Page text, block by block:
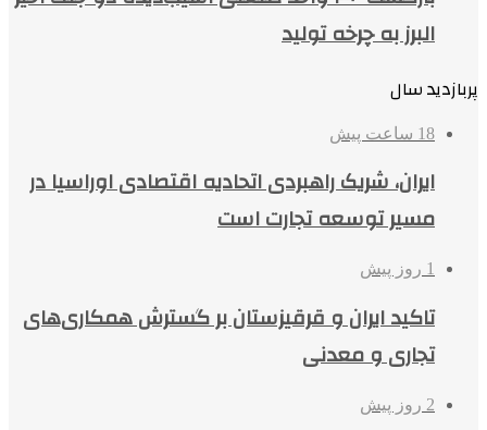
البرز به چرخه تولید
پربازدید سال
18 ساعت پیش
ایران، شریک راهبردی اتحادیه اقتصادی اوراسیا در
مسیر توسعه تجارت است
1 روز پیش
تاکید ایران و قرقیزستان بر گسترش همکاری‌های
تجاری و معدنی
2 روز پیش